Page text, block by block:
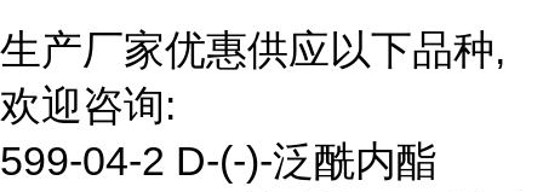
生产厂家优惠供应以下品种,
欢迎咨询:
599-04-2 D-(-)-泛酰内酯